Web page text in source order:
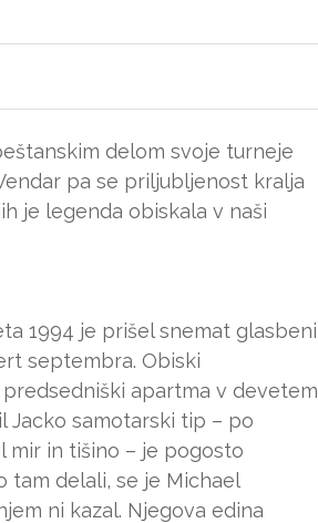
delom svoje turneje
pa se priljubljenost kralja
je legenda obiskala v naši
1994 je prišel snemat glasbeni
septembra. Obiski
apartma v devetem
Jacko samotarski tip – po
mir in tišino – je pogosto
tam delali, se je Michael
ni kazal. Njegova edina